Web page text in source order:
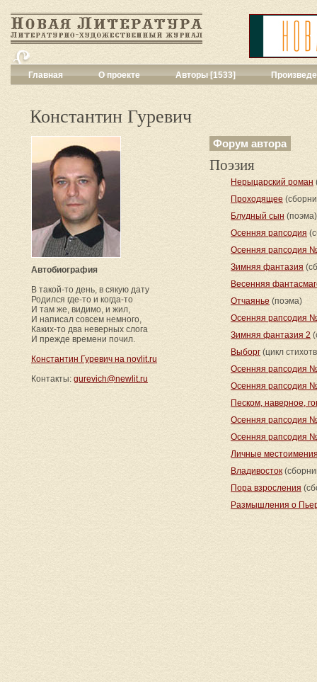
Главная О проекте Авторы [1533]
Переводы
Публицистика
Сценарии[16]
Философия,
Повести,
Галерея[144]
Поэзия[1017]
Другие жанры
Все жанры
Константин Гуревич
Автобиография
В такой-то день, в сякую дату
Родился где-то и когда-то
И там же, видимо, и жил,
И написал совсем немного,
Каких-то два неверных слога
И прежде времени почил.
Константин Гуревич на novlit.ru
Контакты: gurevich@newlit.ru
Форум автора
Поэзия
Нерыцарский роман
Проходящее
Блудный сын (поэма)
Осенняя рапсодия
Осенняя рапсодия
Зимняя фантазия
Весенняя
Отчаянье (поэма)
Осенняя рапсодия
Зимняя фантазия 2
Выборг (цикл
Осенняя рапсодия
Осенняя рапсодия
Песком, наверное,
Осенняя рапсодия
Осенняя рапсодия
Личные
Владивосток
Пора взросления
Размышления о